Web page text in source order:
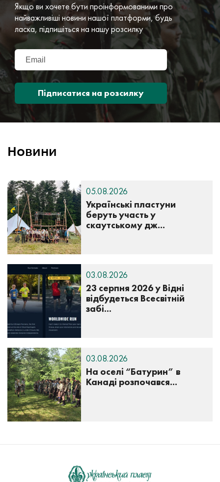
Якщо ви хочете бути проінформованими про
найважливіші новини нашої платформи, будь
ласка, підпишіться на нашу розсилку
Підписатися на розсилку
Новини
Українські пластуни
беруть участь у
скаутському дж...
05.08.2026
23 серпня 2026 у Відні
відбудеться Всесвітній
забі...
03.08.2026
На оселі “Батурин” в
Канаді розпочався...
03.08.2026